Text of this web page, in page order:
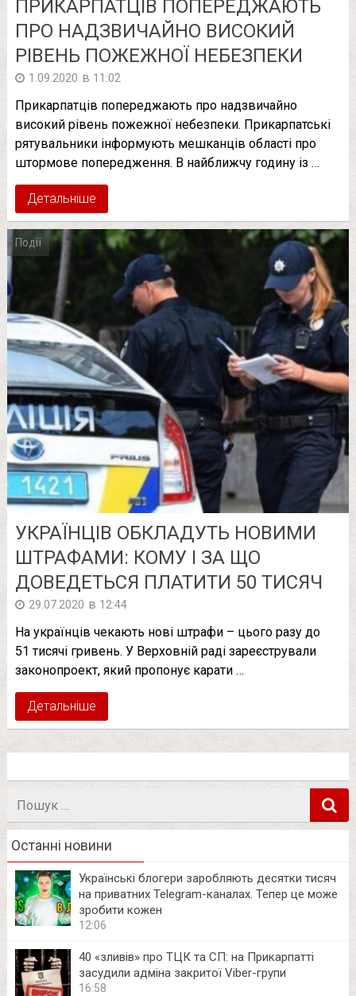
ПРИКАРПАТЦІВ ПОПЕРЕДЖАЮТЬ
ПРО НАДЗВИЧАЙНО ВИСОКИЙ
РІВЕНЬ ПОЖЕЖНОЇ НЕБЕЗПЕКИ
1.09.2020 в 11:02
Прикарпатців попереджають про надзвичайно
високий рівень пожежної небезпеки. Прикарпатські
рятувальники інформують мешканців області про
штормове попередження. В найближчу годину із …
Детальніше
Події
УКРАЇНЦІВ ОБКЛАДУТЬ НОВИМИ
ШТРАФАМИ: КОМУ І ЗА ЩО
ДОВЕДЕТЬСЯ ПЛАТИТИ 50 ТИСЯЧ
29.07.2020 в 12:44
На українців чекають нові штрафи – цього разу до
51 тисячі гривень. У Верховній раді зареєстрували
законопроект, який пропонує карати …
Детальніше
Останні новини
Українські блогери заробляють десятки тисяч
на приватних Telegram-каналах. Тепер це може
зробити кожен
12:06
40 «зливів» про ТЦК та СП: на Прикарпатті
засудили адміна закритої Viber-групи
16:58